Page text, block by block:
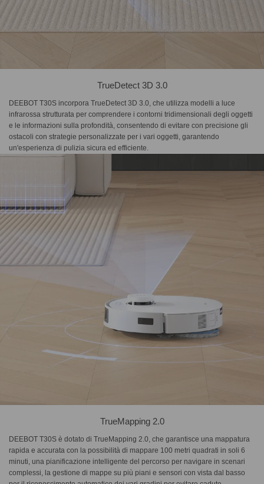
TrueDetect 3D 3.0
DEEBOT T30S incorpora TrueDetect 3D 3.0, che utilizza modelli a luce
infrarossa strutturata per comprendere i contorni tridimensionali degli oggetti
e le informazioni sulla profondità, consentendo di evitare con precisione gli
ostacoli con strategie personalizzate per i vari oggetti, garantendo
un'esperienza di pulizia sicura ed efficiente.
TrueMapping 2.0
DEEBOT T30S è dotato di TrueMapping 2.0, che garantisce una mappatura
rapida e accurata con la possibilità di mappare 100 metri quadrati in soli 6
minuti, una pianificazione intelligente del percorso per navigare in scenari
complessi, la gestione di mappe su più piani e sensori con vista dal basso